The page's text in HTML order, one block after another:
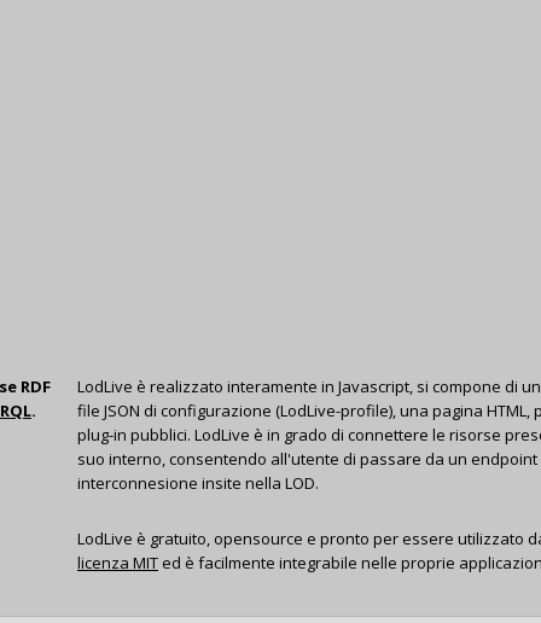
RDF
.
LodLive è realizzato interamente in Javascript, si compone di
file JSON di configurazione (LodLive-profile), una pagina
plug-in pubblici. LodLive è in grado di connettere le risorse
suo interno, consentendo all'utente di passare da un
interconnesione insite nella LOD.
LodLive è gratuito, opensource e pronto per essere utilizzato
licenza MIT ed è facilmente integrabile nelle proprie